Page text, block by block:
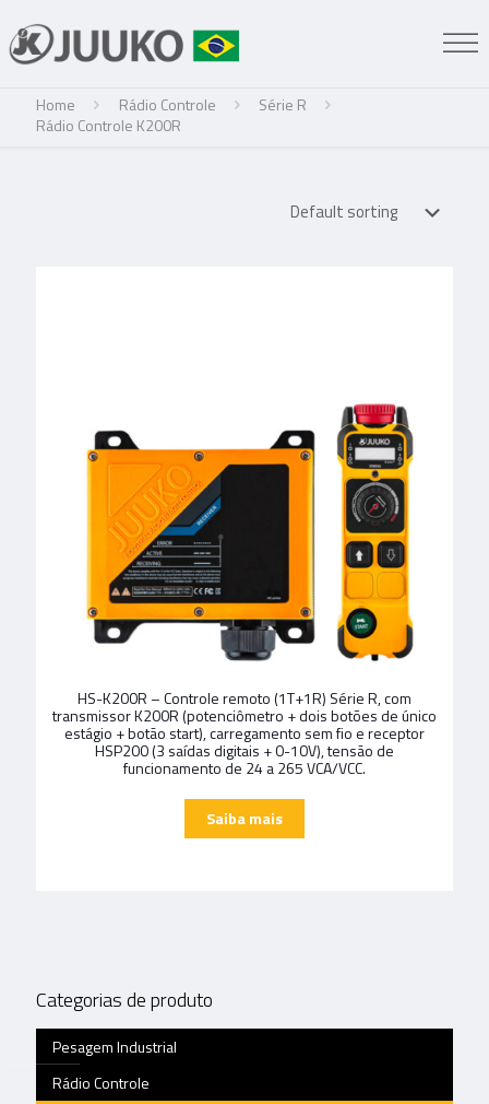
Home Rádio Controle
Série R
Rádio Controle K200R
HS-K200R – Controle remoto (1T+1R) Série R, com
transmissor K200R (potenciômetro + dois botões de único
estágio + botão start), carregamento sem fio e receptor
HSP200 (3 saídas digitais + 0-10V), tensão de
funcionamento de 24 a 265 VCA/VCC.
Categorias de produto
Pesagem Industrial
Rádio Controle